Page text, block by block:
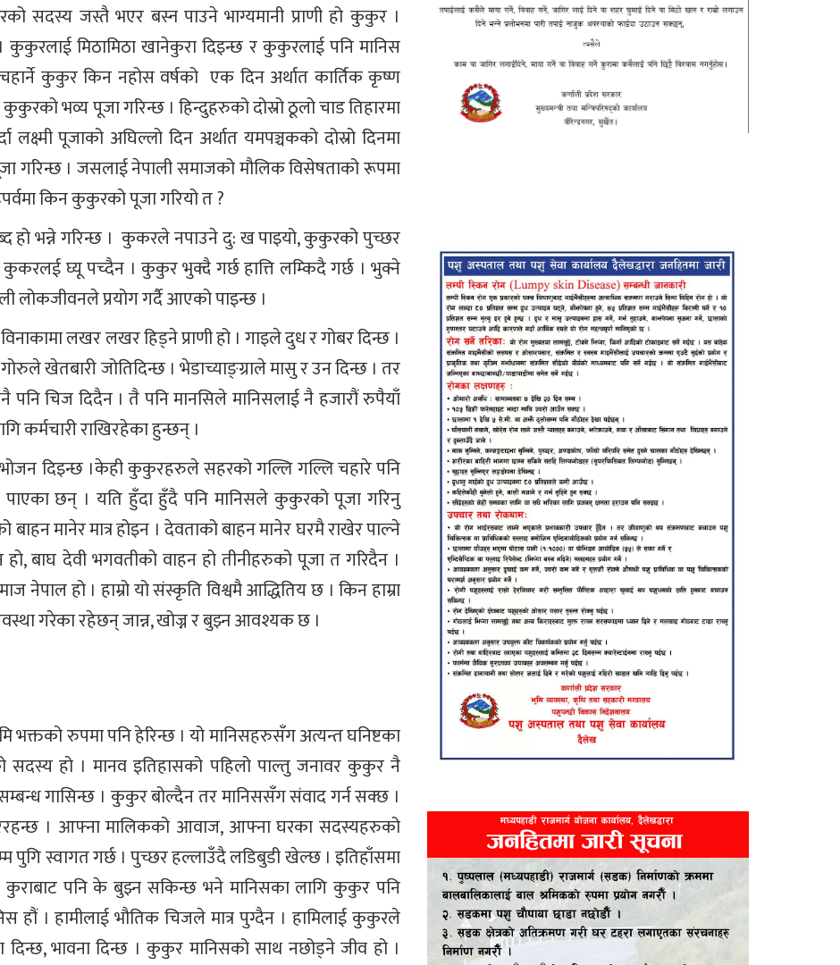
सदस्य जस्तै भएर बस्न पाउने भाग्यमानी प्राणी हो कुकुर ।
मिठामिठा खानेकुरा दिइन्छ र कुकुरलाई पनि मानिस
कुकुर किन नहोस वर्षको एक दिन अर्थात कार्तिक कृष्ण
भव्य पूजा गरिन्छ । हिन्दुहरुको दोस्रो ठूलो चाड तिहारमा
पूजाको अघिल्लो दिन अर्थात यमपञ्चकको दोस्रो दिनमा
गरिन्छ । जसलाई नेपाली समाजको मौलिक विसेषताको रूपमा
किन कुकुरको पूजा गरियो त ?
हो भन्ने गरिन्छ । कुकरले नपाउने दु: ख पाइयो, कुकुरको पुच्छर
कुकरलई घ्यू पच्दैन । कुकुर भुक्दै गर्छ हात्ति लम्किदै गर्छ । भुक्ने
लोकजीवनले प्रयोग गर्दै आएको पाइन्छ ।
लखर लखर हिड्ने प्राणी हो । गाइले दुध र गोबर दिन्छ ।
खेतबारी जोतिदिन्छ । भेडाच्याङ्ग्राले मासु र उन दिन्छ । तर
चिज दिदैन । तै पनि मानसिले मानिसलाई नै हजारौं रुपैयाँ
राखिरहेका हुन्छन् ।
भोजन दिइन्छ ।केही कुकुरहरुले सहरको गल्लि गल्लि चहारे पनि
छन् । यति हुँदा हुँदै पनि मानिसले कुकुरको पूजा गरिनु
मानेर मात्र होइन । देवताको बाहन मानेर घरमै राखेर पाल्ने
बाघ देवी भगवतीको वाहन हो तीनीहरुको पूजा त गरिदैन ।
नेपाल हो । हाम्रो यो संस्कृति विश्वमै आद्धितिय छ । किन हाम्रा
गरेका रहेछन् जान्न, खोज्न र बुझ्न आवश्यक छ ।
भक्तको रुपमा पनि हेरिन्छ । यो मानिसहरुसँग अत्यन्त घनिष्टका
हो । मानव इतिहासको पहिलो पाल्तु जनावर कुकुर नै
गासिन्छ । कुकुर बोल्दैन तर मानिससँग संवाद गर्न सक्छ ।
। आफ्ना मालिकको आवाज, आफ्ना घरका सदस्यहरुको
स्वागत गर्छ । पुच्छर हल्लाउँदै लडिबुडी खेल्छ । इतिहाँसमा
पनि के बुझ्न सकिन्छ भने मानिसका लागि कुकुर पनि
हौं । हामीलाई भौतिक चिजले मात्र पुग्दैन । हामिलाई कुकुरले
भावना दिन्छ । कुकुर मानिसको साथ नछोड्ने जीव हो ।